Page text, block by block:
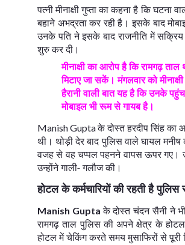
पत्नी मीनाक्षी गुप्ता का कहना है कि
बहाने अभद्रता कर रही है। इसके बाद
उनके पति ने इसके बाद राजनीति में
शुरु कर दी।
मीनाक्षी का आरोप है कि रामगढ़
मिटाए जा सकें। मंगलवार को
हैरानी वाली बात यह है कि उनके
मोबाइल भी रूम से गायब है।
Manish Guptaके दोस्त हरदीप सिंह का
थी। थोड़ी देर बाद पुलिस वाले घायल
वजह से वह चप्पल पहनने वापस ऊपर गए।
उन्होंने गाली- गलौज की।
होटल के कर्मचारियों की रहती है पुलिस
Manish Gupta के दोस्त चंदन सैनी ने
रामगढ़ ताल पुलिस की अपने क्षेत्र के
होटल में चेकिंग करते समय मुसाफिरों से पूरी